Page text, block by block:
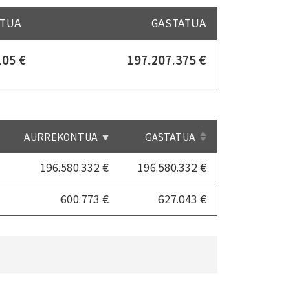
GASTATUA
€ 197.207.375 €
AURREKONTUA GASTATUA
196.580.332 € 196.580.332 €
600.773 € 627.043 €